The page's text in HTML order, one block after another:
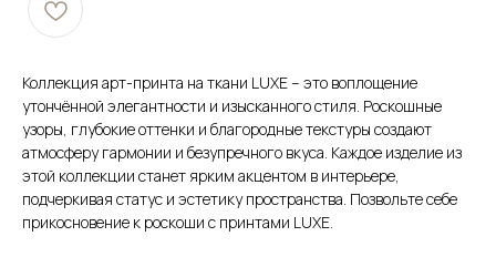
Коллекция арт-принта на ткани LUXE – это воплощение
утончённой элегантности и изысканного стиля. Роскошные
узоры, глубокие оттенки и благородные текстуры создают
атмосферу гармонии и безупречного вкуса. Каждое изделие из
этой коллекции станет ярким акцентом в интерьере,
подчеркивая статус и эстетику пространства. Позвольте себе
прикосновение к роскоши с принтами LUXE.